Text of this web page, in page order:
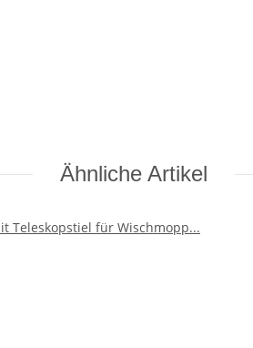
Ähnliche Artikel